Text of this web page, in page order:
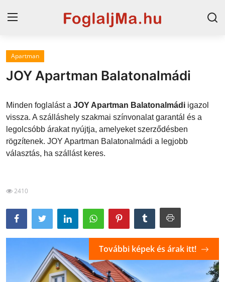
Magyarország
Horvát tengerpart
Szállások a Balatonon
Horvátország
Blog
Apartman
JOY Apartman Balatonalmádi
Minden foglalást a JOY Apartman Balatonalmádi igazol
vissza. A szálláshely szakmai színvonalat garantál és a
legolcsóbb árakat nyújtja, amelyeket szerződésben
rögzítenek. JOY Apartman Balatonalmádi a legjobb
választás, ha szállást keres.
2410
További képek és árak itt!